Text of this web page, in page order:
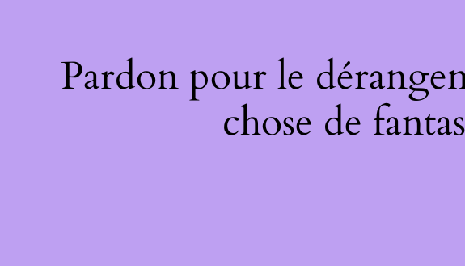
Pardon pour le
chose de